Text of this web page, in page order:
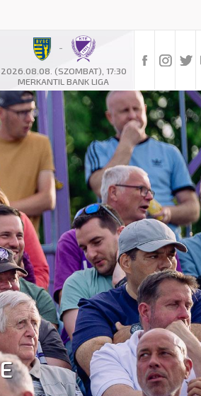
-
2026.08.08. (SZOMBAT), 17:30
MERKANTIL BANK LIGA